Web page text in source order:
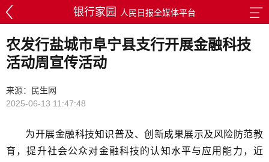
银行家园 人民日报全媒体平台
农发行盐城市阜宁县支行开展金融科技
活动周宣传活动
来源：民生网
2025-06-13 11:47:48
为开展金融科技知识普及、创新成果展示及风险防范教
育，提升社会公众对金融科技的认知水平与应用能力，近